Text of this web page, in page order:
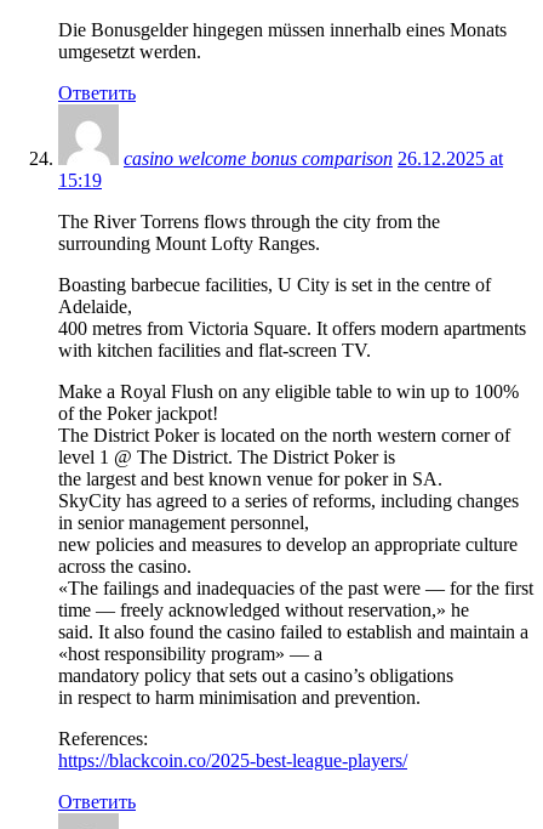
Die Bonusgelder hingegen müssen innerhalb eines Monats
umgesetzt werden.
Ответить
casino welcome bonus comparison 26.12.2025 at
15:19
The River Torrens flows through the city from the
surrounding Mount Lofty Ranges.
Boasting barbecue facilities, U City is set in the centre of
Adelaide,
400 metres from Victoria Square. It offers modern apartments
with kitchen facilities and flat-screen TV.
Make a Royal Flush on any eligible table to win up to 100%
of the Poker jackpot!
The District Poker is located on the north western corner of
level 1 @ The District. The District Poker is
the largest and best known venue for poker in SA.
SkyCity has agreed to a series of reforms, including changes
in senior management personnel,
new policies and measures to develop an appropriate culture
across the casino.
«The failings and inadequacies of the past were — for the first
time — freely acknowledged without reservation,» he
said. It also found the casino failed to establish and maintain a
«host responsibility program» — a
mandatory policy that sets out a casino’s obligations
in respect to harm minimisation and prevention.
References:
https://blackcoin.co/2025-best-league-players/
Ответить